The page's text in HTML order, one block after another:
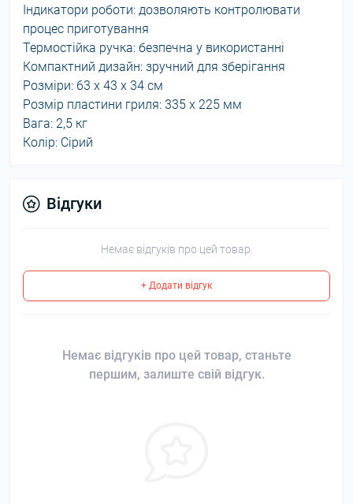
Індикатори роботи: дозволяють контролювати
процес приготування
Термостійка ручка: безпечна у використанні
Компактний дизайн: зручний для зберігання
Розміри: 63 х 43 х 34 см
Розмір пластини гриля: 335 х 225 мм
Вага: 2,5 кг
Колір: Сірий
Відгуки
Немає відгуків про цей товар.
+ Додати відгук
Немає відгуків про цей товар, станьте
першим, залиште свій відгук.